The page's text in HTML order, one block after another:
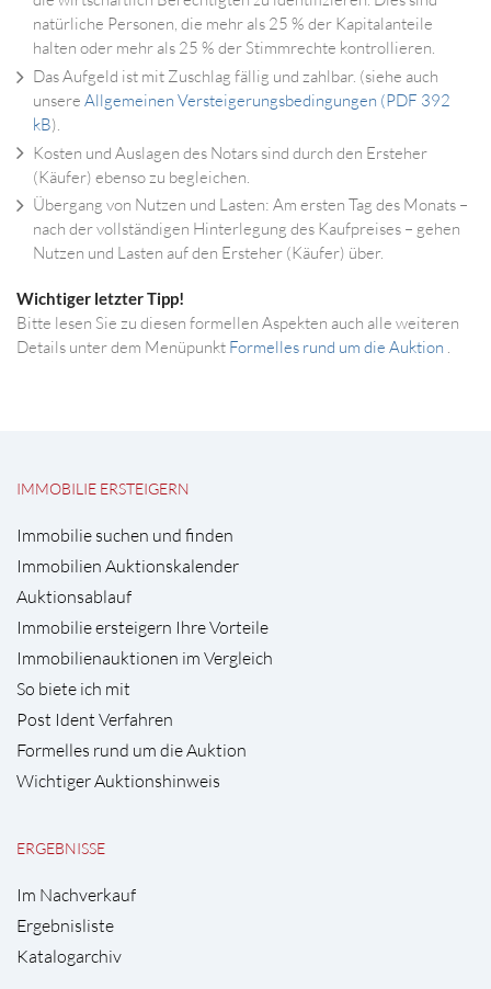
natürliche Personen, die mehr als 25 % der Kapitalanteile
halten oder mehr als 25 % der Stimmrechte kontrollieren.
Das Aufgeld ist mit Zuschlag fällig und zahlbar. (siehe auch
unsere Allgemeinen Versteigerungsbedingungen (PDF 392
kB).
Kosten und Auslagen des Notars sind durch den Ersteher
(Käufer) ebenso zu begleichen.
Übergang von Nutzen und Lasten: Am ersten Tag des Monats –
nach der vollständigen Hinterlegung des Kaufpreises – gehen
Nutzen und Lasten auf den Ersteher (Käufer) über.
Wichtiger letzter Tipp!
Bitte lesen Sie zu diesen formellen Aspekten auch alle weiteren
Details unter dem Menüpunkt Formelles rund um die Auktion .
IMMOBILIE ERSTEIGERN
Immobilie suchen und finden
Immobilien Auktionskalender
Auktionsablauf
Immobilie ersteigern Ihre Vorteile
Immobilienauktionen im Vergleich
So biete ich mit
Post Ident Verfahren
Formelles rund um die Auktion
Wichtiger Auktionshinweis
ERGEBNISSE
Im Nachverkauf
Ergebnisliste
Katalogarchiv